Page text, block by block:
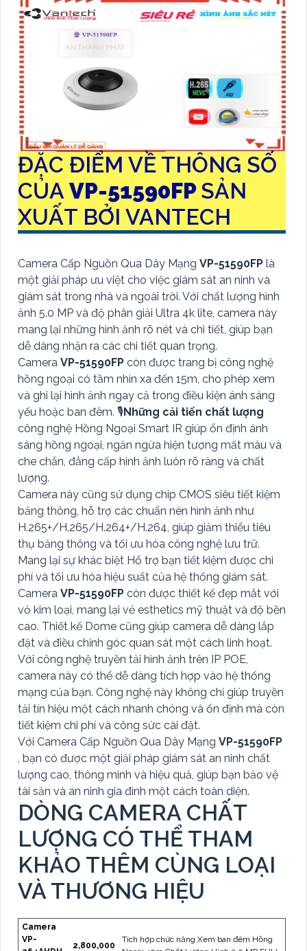
ĐẶC ĐIỂM VỀ THÔNG SỐ
CỦA VP-51590FPSẢN
XUẤT BỞI VANTECH
Camera Cấp Nguồn Qua Dây Mạng VP-51590FP là
một giải pháp ưu việt cho việc giám sát an ninh và
giám sát trong nhà và ngoài trời. Với chất lượng hình
ảnh 5.0 MP và độ phân giải Ultra 4k lite, camera này
mang lại những hình ảnh rõ nét và chi tiết, giúp bạn
dễ dàng nhận ra các chi tiết quan trọng.
Camera VP-51590FP còn được trang bị công nghệ
hồng ngoại có tầm nhìn xa đến 15m, cho phép xem
và ghi lại hình ảnh ngay cả trong điều kiện ánh sáng
yếu hoặc ban đêm. 🎙Những cải tiến chất lượng
công nghệ Hồng Ngoại Smart IR giúp ổn định ánh
sáng hồng ngoại, ngăn ngừa hiện tượng mất màu và
che chắn, đẳng cấp hình ảnh luôn rõ ràng và chất
lượng.
Camera này cũng sử dụng chip CMOS siêu tiết kiệm
băng thông, hỗ trợ các chuẩn nén hình ảnh như
H.265+/H.265/H.264+/H.264, giúp giảm thiểu tiêu
thụ băng thông và tối ưu hóa công nghệ lưu trữ.
Mang lại sự khác biệt Hổ trợ bạn tiết kiệm được chi
phí và tối ưu hóa hiệu suất của hệ thống giám sát.
Camera VP-51590FP còn được thiết kế đẹp mắt với
vỏ kim loại, mang lại vẻ esthetics mỹ thuật và độ bền
cao. Thiết kế Dome cũng giúp camera dễ dàng lắp
đặt và điều chỉnh góc quan sát một cách linh hoạt.
Với công nghệ truyền tải hình ảnh trên IP POE,
camera này có thể dễ dàng tích hợp vào hệ thống
mạng của bạn. Công nghệ này không chỉ giúp truyền
tải tín hiệu một cách nhanh chóng và ổn định mà còn
tiết kiệm chi phí và công sức cài đặt.
Với Camera Cấp Nguồn Qua Dây Mạng VP-51590FP
, bạn có được một giải pháp giám sát an ninh chất
lượng cao, thông minh và hiệu quả, giúp bạn bảo vệ
tài sản và an ninh gia đình một cách toàn diện.
DÒNG CAMERA CHẤT
LƯỢNG CÓ THỂ THAM
KHẢO THÊM CÙNG LOẠI
VÀ THƯƠNG HIỆU
Camera
VP-
2,800,000
Tích hợp chức năng Xem ban đêm Hồng